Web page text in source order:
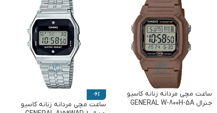
ساعت مچی مردانه زنانه کاسیو
جنرال GENERAL W-800H-5A
-6%
ساعت مچی مردانه زنانه کاسیو